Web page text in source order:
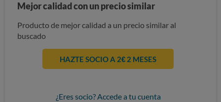
Mejor calidad con un precio similar
Producto de mejor calidad a un precio similar al
buscado
HAZTE SOCIO A 2€ 2 MESES
¿Eres socio? Accede a tu cuenta